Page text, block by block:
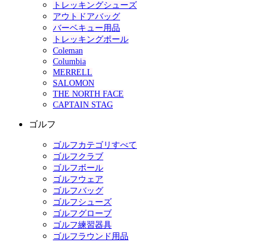
トレッキングシューズ
アウトドアバッグ
バーベキュー用品
トレッキングポール
Coleman
Columbia
MERRELL
SALOMON
THE NORTH FACE
CAPTAIN STAG
ゴルフ
ゴルフカテゴリすべて
ゴルフクラブ
ゴルフボール
ゴルフウェア
ゴルフバッグ
ゴルフシューズ
ゴルフグローブ
ゴルフ練習器具
ゴルフラウンド用品